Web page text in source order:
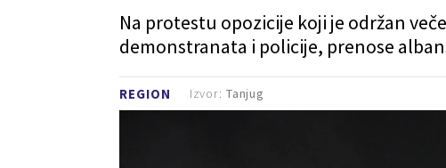
REGION
Na protestu opozicije koji je održan
demonstranata i policije, prenose
Izvor: Tanjug